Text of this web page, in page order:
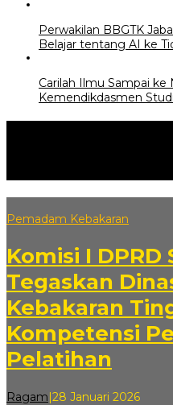
Perwakilan BBGTK
Belajar tentang AI ke
Carilah Ilmu Sampai ke
Kemendikdasmen
Pemadam Kebakaran
‎Komisi I DPRD
Tegaskan
Kebakaran
Kompetensi
Pelatihan
Ragam|28 Januari 2026oleh